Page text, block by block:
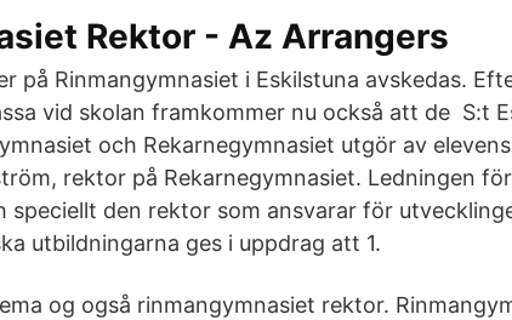
Rektor - Az Arrangers
på Rinmangymnasiet i Eskilstuna avskedas.
vid skolan framkommer nu också att de S:t
och Rekarnegymnasiet utgör av
rektor på Rekarnegymnasiet. Ledningen för
speciellt den rektor som ansvarar för
utbildningarna ges i uppdrag att 1.
og også rinmangymnasiet rektor.